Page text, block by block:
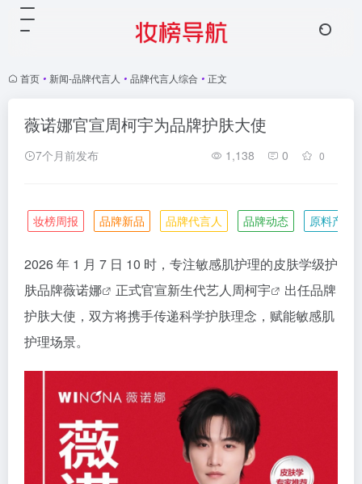
首页 • 新闻-品牌代言人 • 品牌代言人综合 • 正文
薇诺娜官宣周柯宇为品牌护肤大使
7个月前发布 1,138 0 0
妆榜周报 品牌新品 品牌代言人 品牌动态 原料产业
2026 年 1 月 7 日 10 时，专注敏感肌护理的皮肤学级护
肤品牌薇诺娜 正式官宣新生代艺人 周柯宇
出任品牌
护肤大使，双方将携手传递科学护肤理念，赋能敏感肌
护理场景。